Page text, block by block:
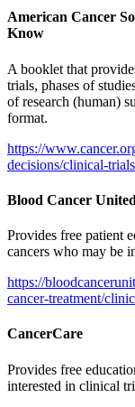
American Cancer
Know
A booklet that
trials, phases of
of research (human)
format.
https://
decisions/clinical-
Blood Cancer
Provides free patient
cancers who may be
https://
cancer-treatment/
CancerCare
Provides free
interested in clinical